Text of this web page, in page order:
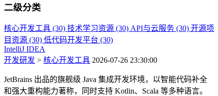
二级分类
核心开发工具 (30) 技术学习资源 (30) API与云服务 (30) 开源项
目资源 (30) 低代码开发平台 (30)
IntelliJ IDEA
开发研发 > 核心开发工具 2026-07-26 23:30:00
JetBrains 出品的旗舰级 Java 集成开发环境，以智能代码补全
和强大重构能力著称，同时支持 Kotlin、Scala 等多种语言。